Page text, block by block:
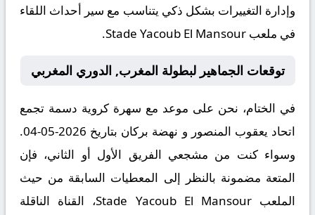
وإدارة التغييرات بشكل ذكي يتناسب مع سير أحداث اللقاء
في ملعب Stade Yacoub El Mansour.
توقعات الجماهير لبطولة المغرب, الدوري المغربي
في الختام، نحن على موعد مع سهرة كروية دسمة تجمع
اتحاد يعقوب المنصور و نهضة بركان بتاريخ 2026-05-04.
وسواء كنت من مشجعي الفريق الأول أو الثاني، فإن
المتعة مضمونة بالنظر إلى المعطيات السابقة من حيث
الملعب Stade Yacoub El Mansour، القناة الناقلة